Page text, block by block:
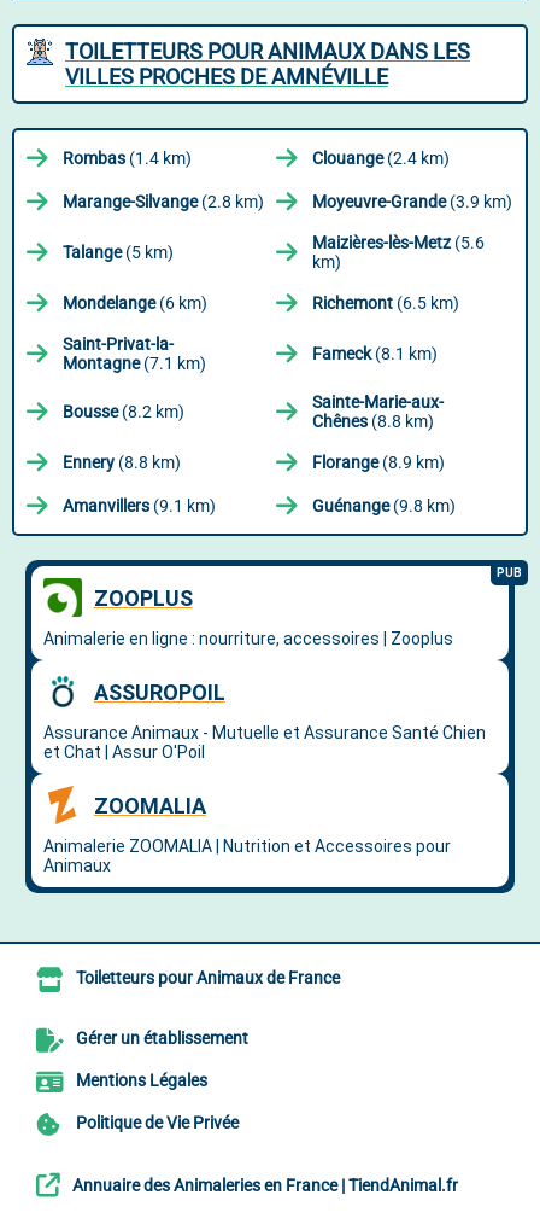
TOILETTEURS POUR ANIMAUX DANS LES
VILLES PROCHES DE AMNÉVILLE
Rombas (1.4 km) Clouange(2.4 km)
Marange-Silvange(2.8 km) Moyeuvre-Grande(3.9 km)
Talange(5 km) Maizières-lès-Metz (5.6
km)
Mondelange(6 km) Richemont (6.5 km)
Saint-Privat-la-
Montagne(7.1 km) Fameck(8.1 km)
Bousse(8.2 km)
Sainte-Marie-aux-
Chênes (8.8 km)
Ennery (8.8 km) Florange(8.9 km)
Amanvillers (9.1 km) Guénange(9.8 km)
Toiletteurs pour Animaux de France
Gérer un établissement
Mentions Légales
Politique de Vie Privée
Annuaire des Animaleries en France | TiendAnimal.fr